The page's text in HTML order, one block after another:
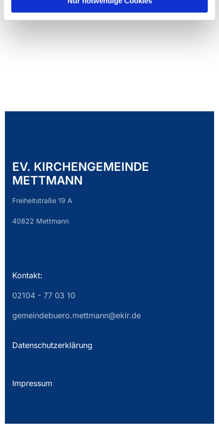
EV. KIRCHENGEMEINDE
METTMANN
Freiheitstraße 19 A
40822 Mettmann
Kontakt:
02104 - 77 03 10
gemeindebuero.mettmann@ekir.de
Datenschutzerklärung
Impressum